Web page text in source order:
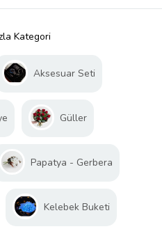
Kategori
Aksesuar Seti
Güller
Papatya - Gerbera
Kelebek Buketi